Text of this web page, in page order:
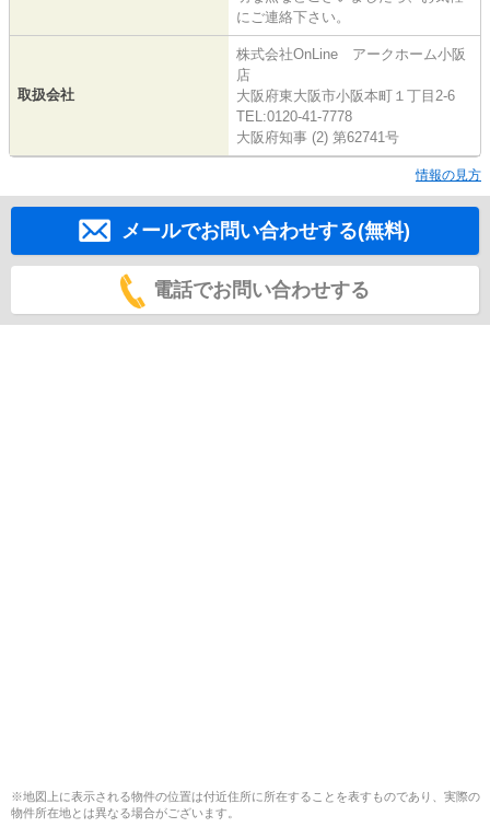
にご連絡下さい。
取扱会社
株式会社OnLine アークホーム小阪
店
大阪府東大阪市小阪本町１丁目2-6
TEL:0120-41-7778
大阪府知事 (2) 第62741号
情報の見方
メールでお問い合わせする(無料)
電話でお問い合わせする
※地図上に表示される物件の位置は付近住所に所在することを表すものであり、実際の
物件所在地とは異なる場合がございます。